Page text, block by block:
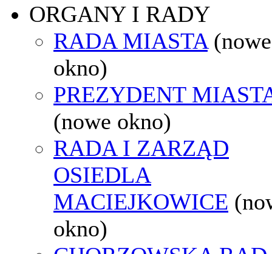
ORGANY I RADY
RADA MIASTA (nowe
okno)
PREZYDENT
(nowe okno)
RADA I ZARZĄD
OSIEDLA
MACIEJKOWICE
okno)